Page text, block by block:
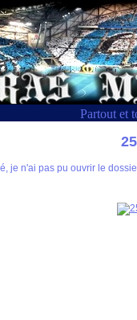
Partout et
je n'ai pas pu ouvrir le